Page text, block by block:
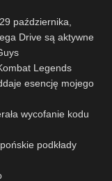
października,
Drive są aktywne
Legends
esencję mojego
wycofanie kodu
podkłady